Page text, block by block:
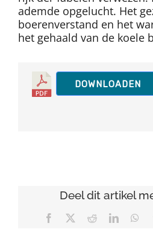
ademde opgelucht. Het
boerenverstand en het
het gehaald van de koele
DOWNLOADEN
Deel dit artikel
Facebook RedditLinkedIn